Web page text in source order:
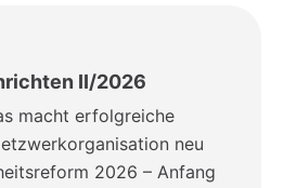
II/2026
macht erfolgreiche
neu
2026 – Anfang